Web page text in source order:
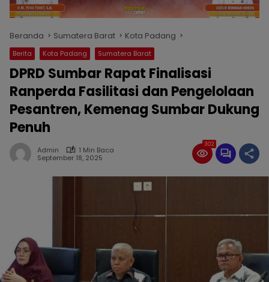
Beranda Sumatera Barat Kota Padang
Berita Kota Padang Sumatera Barat
DPRD Sumbar Rapat Finalisasi
Ranperda Fasilitasi dan Pengelolaan
Pesantren, Kemenag Sumbar Dukung
Penuh
Admin
1 Min Baca
September 18, 2025
302